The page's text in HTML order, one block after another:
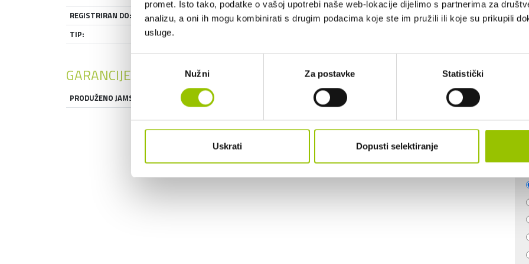
promet. Isto tako, podatke o vašoj upotrebi naše web-lokacije dijelimo s partnerima za
analizu, a oni ih mogu kombinirati s drugim podacima koje ste im pružili ili koje su prikupili
usluge.
Nužni Za postavke Statistički
Uskrati Dopusti selektiranje
REGISTRIRAN DO:
20.06.2027
TIP:
HATCHBACK
BROJ VRATA:
5
GARANCIJE
PRODUŽENO JAMSTVO: NE